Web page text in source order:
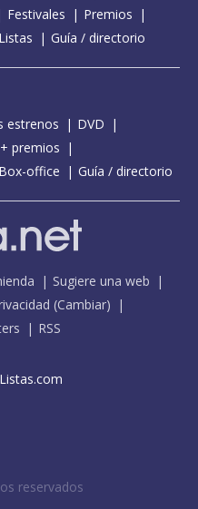
Festivales
Premios
Listas Guía / directorio
estrenos
DVD
premios
Box-office Guía / directorio
Sugiere una web
(Cambiar)
RSS
reservados